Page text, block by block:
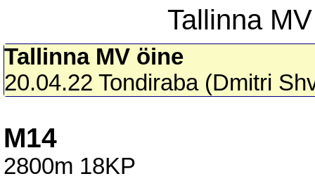
Tallinna
Tallinna MV öine
20.04.22 Tondiraba (Dmitri
M14
2800m 18KP